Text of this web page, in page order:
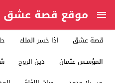
موقع قصة عشق
قصة عشق اذا خسر الملك
المؤسس عثمان
دين الروح